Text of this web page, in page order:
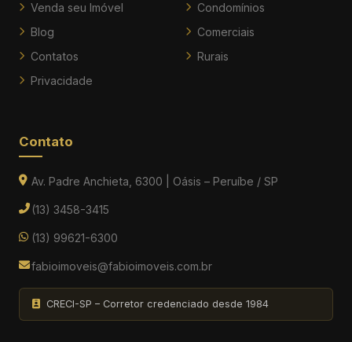
Venda seu Imóvel
Blog
Contatos
Privacidade
Condomínios
Comerciais
Rurais
Contato
Av. Padre Anchieta, 6300 | Oásis – Peruíbe / SP
(13) 3458-3415
(13) 99621-6300
fabioimoveis@fabioimoveis.com.br
CRECI-SP – Corretor credenciado desde 1984